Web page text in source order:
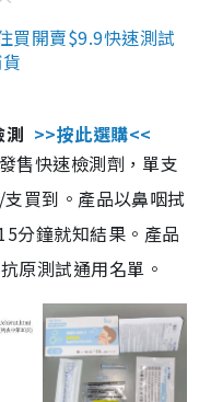
買開賣$9.9快速測試
測 >>按此選購<<
售快速檢測劑，單支
買到。產品以鼻咽拭
分鐘就知結果。產品
原測試通用名單。